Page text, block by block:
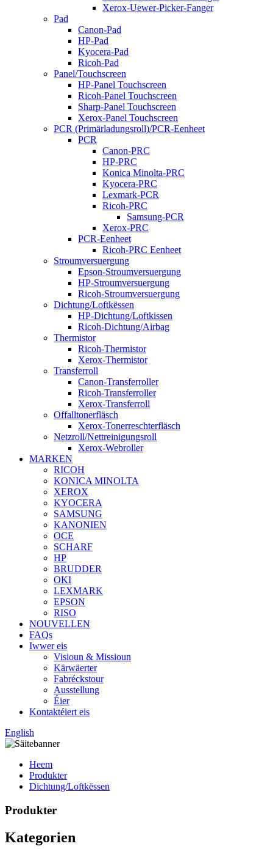
Xerox-Uewer-Picker-Fanger
Pad
Canon-Pad
HP-Pad
Kyocera-Pad
Ricoh-Pad
Panel/Touchscreen
HP-Panel Touchscreen
Ricoh-Panel Touchscreen
Sharp-Panel Touchscreen
Xerox-Panel Touchscreen
PCR (Primärladungsroll)/PCR-Eenheet
PCR
Canon-PRC
HP-PRC
Konica Minolta-PRC
Kyocera-PRC
Lexmark-PCR
Ricoh-PRC
Samsung-PCR
Xerox-PRC
PCR-Eenheet
Ricoh-PRC Eenheet
Stroumversuergung
Epson-Stroumversuergung
HP-Stroumversuergung
Ricoh-Stroumversuergung
Dichtung/Loftkëssen
HP-Dichtung/Loftkissen
Ricoh-Dichtung/Airbag
Thermistor
Ricoh-Thermistor
Xerox-Thermistor
Transferroll
Canon-Transferroller
Ricoh-Transferroller
Xerox-Transferroll
Offalltonerfläsch
Xerox-Tonerreschterfläsch
Netzroll/Nettreinigungsroll
Xerox-Webroller
MARKEN
RICOH
KONICA MINOLTA
XEROX
KYOCERA
SAMSUNG
KANONIEN
OCE
SCHARF
HP
BRUDDER
OKI
LEXMARK
EPSON
RISO
NOUVELLEN
FAQs
Iwwer eis
Visioun & Missioun
Kärwäerter
Fabréckstour
Ausstellung
Éier
Kontaktéiert eis
English
Heem
Produkter
Dichtung/Loftkëssen
Produkter
Kategorien